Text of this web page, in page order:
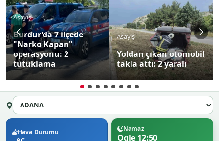
Asayiş
Burdur’da 7 ilçede
"Narko Kapan"
operasyonu: 2
tutuklama
Asayiş
Yoldan çıkan otomobil
takla attı: 2 yaralı
Hava Durumu Namaz
Ogle 12:50